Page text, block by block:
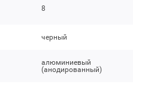
8
черный
алюминиевый
(анодированный)